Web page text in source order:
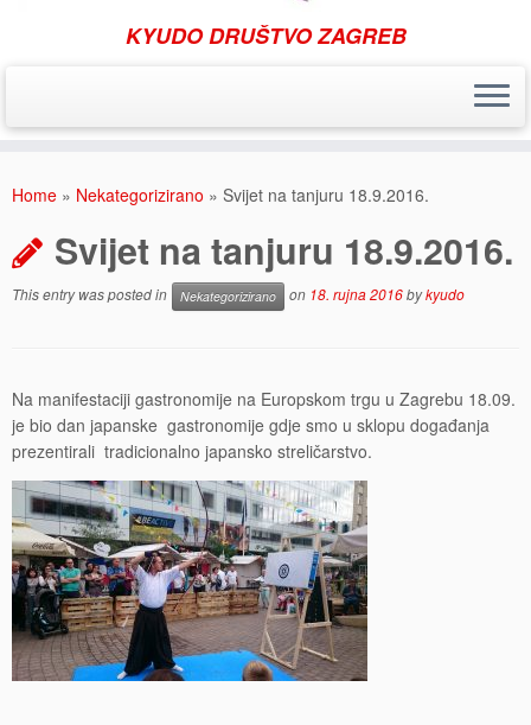
KYUDO DRUŠTVO ZAGREB
Home » Nekategorizirano » Svijet na tanjuru 18.9.2016.
Svijet na tanjuru 18.9.2016.
This entry was posted in Nekategorizirano on 18. rujna 2016bykyudo
Na manifestaciji gastronomije na Europskom trgu u Zagrebu 18.09.
je bio dan japanske gastronomije gdje smo u sklopu događanja
prezentirali tradicionalno japansko streličarstvo.